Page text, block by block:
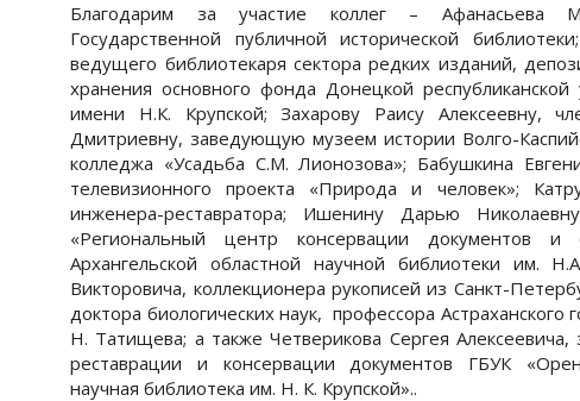
Благодарим за участие коллег – Афанасьева
Государственной публичной исторической
ведущего библиотекаря сектора редких изданий,
хранения основного фонда Донецкой
имени Н.К. Крупской; Захарову Раису Алексеевну,
Дмитриевну, заведующую музеем истории Волго-
колледжа «Усадьба С.М. Лионозова»; Бабушкина
телевизионного проекта «Природа и человек»;
инженера-реставратора; Ишенину Дарью
«Региональный центр консервации документов и
Архангельской областной научной библиотеки им.
Викторовича, коллекционера рукописей из Санкт-
доктора биологических наук, профессора Астраханского
Н. Татищева; а также Четверикова Сергея
реставрации и консервации документов ГБУК
научная библиотека им. Н. К. Крупской»..